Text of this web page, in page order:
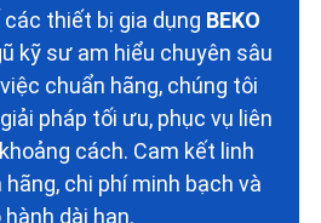
thiết bị gia dụng BEKO
kỹ sư am hiểu chuyên sâu
chuẩn hãng, chúng tôi
pháp tối ưu, phục vụ liên
cách. Cam kết linh
chi phí minh bạch và
hành dài hạn.